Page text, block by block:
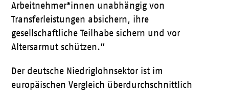
Arbeitnehmer*innen unabhängig von
Transferleistungen absichern, ihre
gesellschaftliche Teilhabe sichern und vor
Altersarmut schützen.”
Der deutsche Niedriglohnsektor ist im
europäischen Vergleich überdurchschnittlich